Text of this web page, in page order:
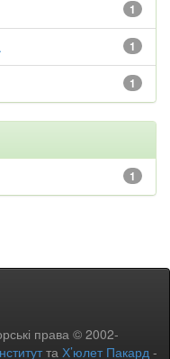
1
1
1
1
права © 2002-
та Х’юлет Пакард -